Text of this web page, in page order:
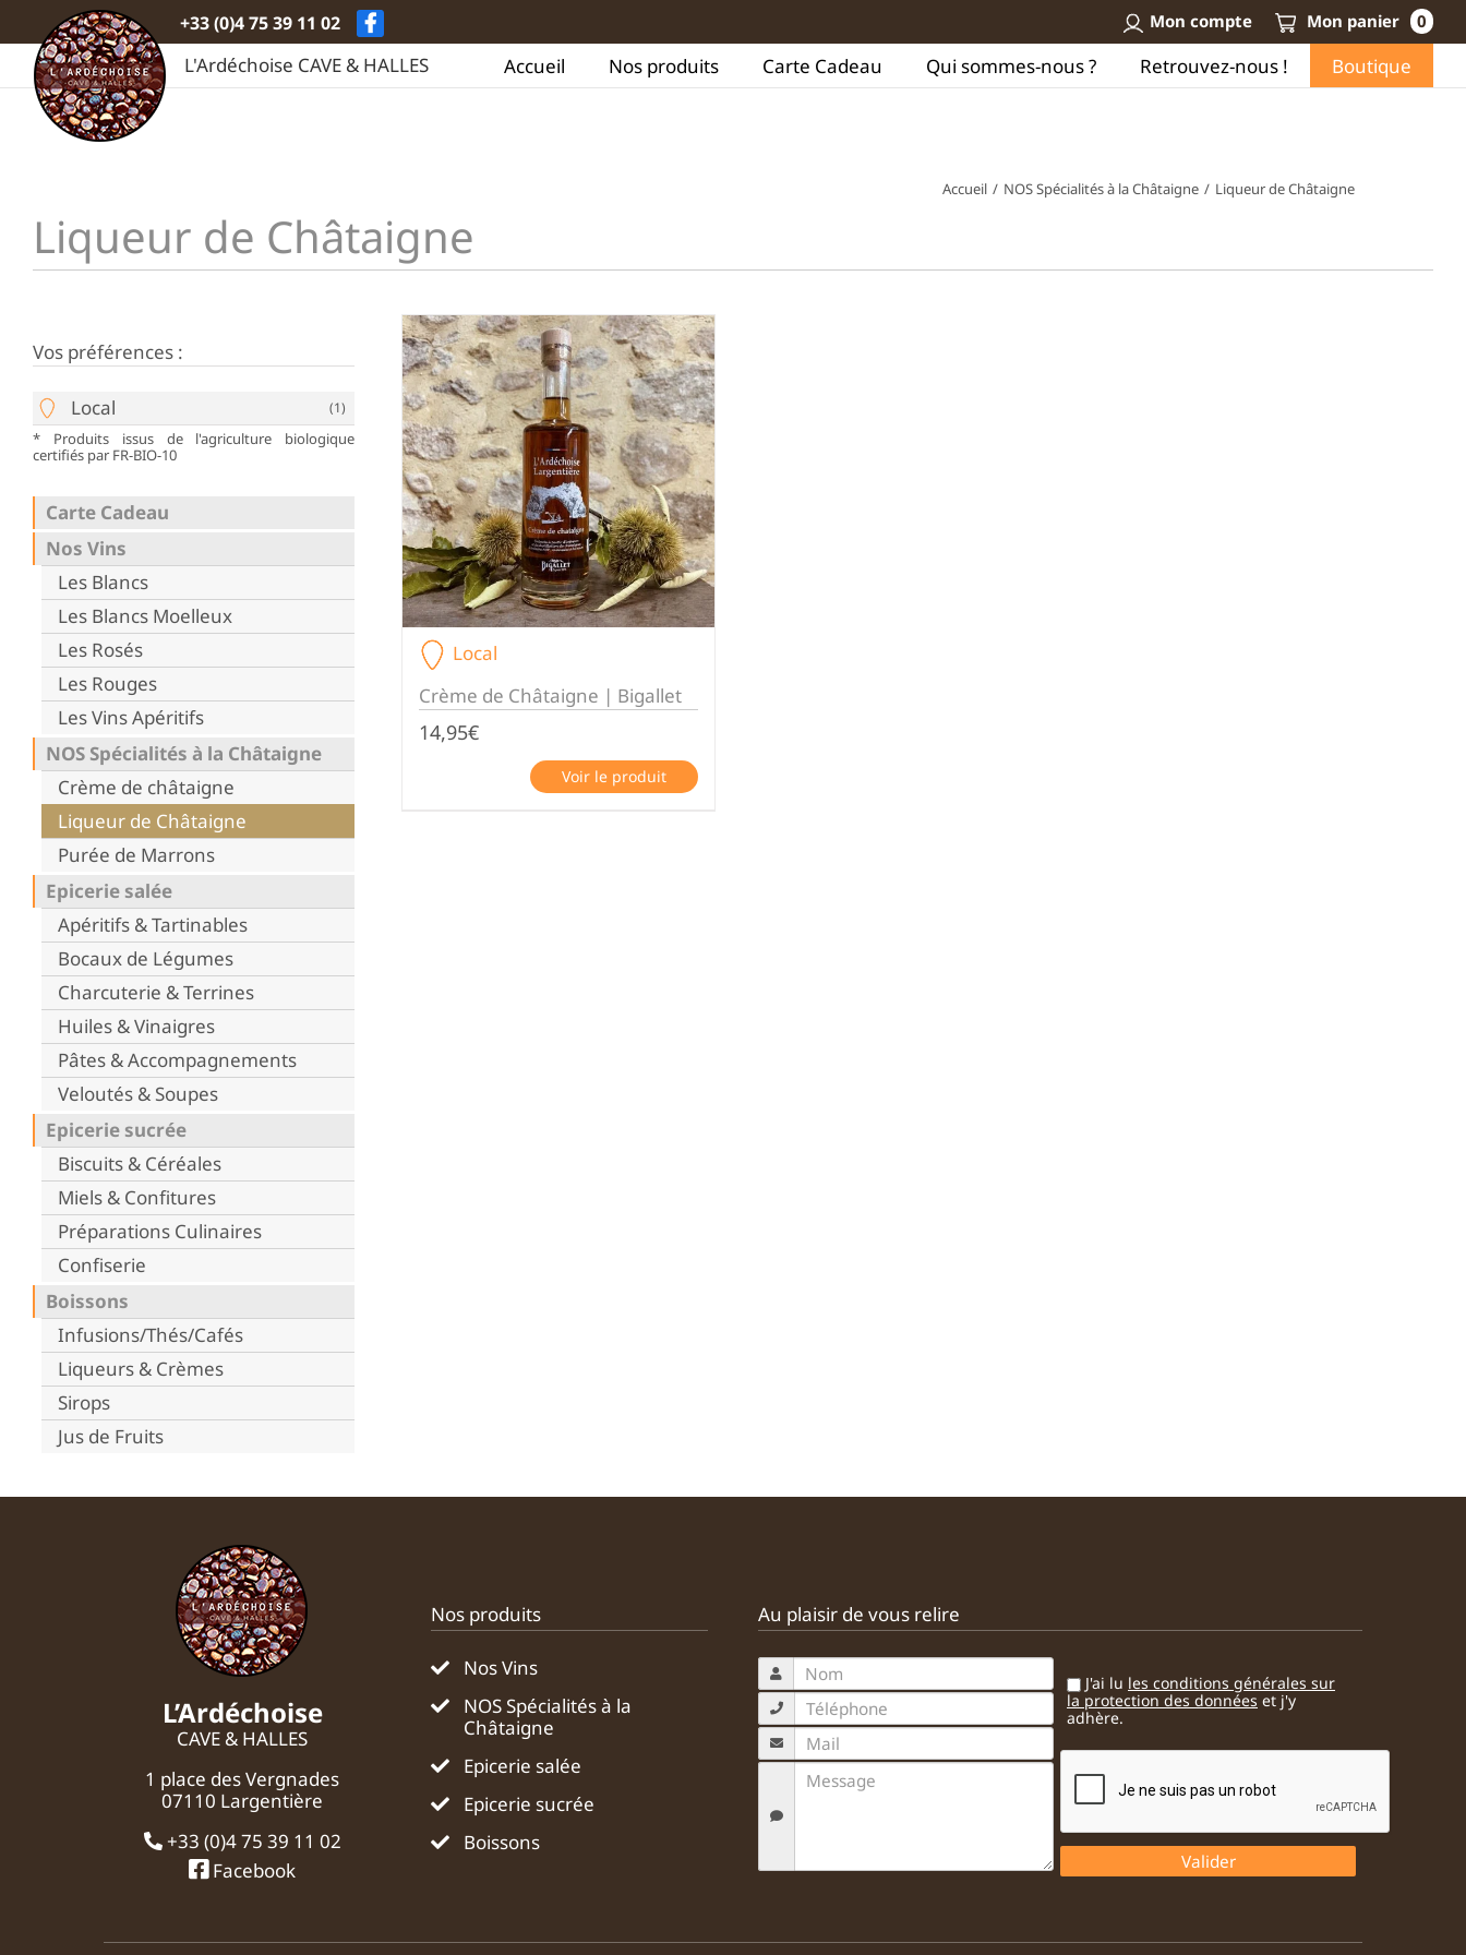
+33 (0)4 75 39 11 02 Mon compte Mon panier 0
contenu
L'Ardéchoise CAVE & HALLES Accueil Nos produits Carte Cadeau Qui sommes-nous ? Retrouvez-nous ! Boutique
Accueil / NOS Spécialités à la Châtaigne / Liqueur de Châtaigne
Liqueur de Châtaigne
Local
Crème de Châtaigne | Bigallet
14,95€
Voir le produit
Vos préférences :
Local (1)
* Produits issus de l'agriculture biologique
certifiés par FR-BIO-10
Carte Cadeau
Nos Vins
Les Blancs
Les Blancs Moelleux
Les Rosés
Les Rouges
Les Vins Apéritifs
NOS Spécialités à la Châtaigne
Crème de châtaigne
Liqueur de Châtaigne
Purée de Marrons
Epicerie salée
Apéritifs & Tartinables
Bocaux de Légumes
Charcuterie & Terrines
Huiles & Vinaigres
Pâtes & Accompagnements
Veloutés & Soupes
Epicerie sucrée
Biscuits & Céréales
Miels & Confitures
Préparations Culinaires
Confiserie
Boissons
Infusions/Thés/Cafés
Liqueurs & Crèmes
Sirops
Jus de Fruits
L’Ardéchoise
CAVE & HALLES
1 place des Vergnades
07110 Largentière
+33 (0)4 75 39 11 02
Facebook
Nos produits
Nos Vins
NOS Spécialités à la
Châtaigne
Epicerie salée
Epicerie sucrée
Boissons
Au plaisir de vous relire
J'ai lu les conditions générales sur
la protection des données et j'y
adhère.